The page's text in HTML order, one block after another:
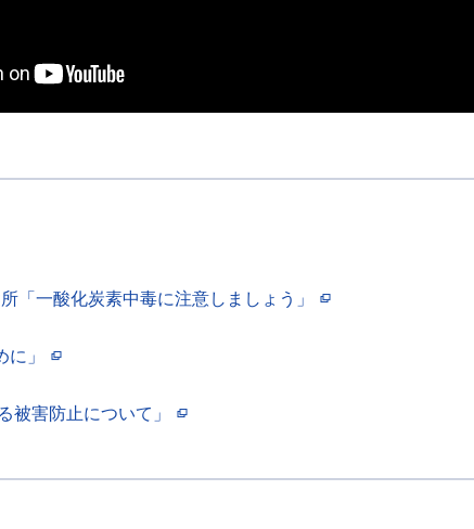
「一酸化炭素中毒に注意しましょう」
」
被害防止について」